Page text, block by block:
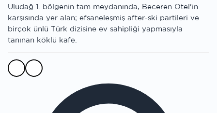
Uludağ 1. bölgenin tam meydanında, Beceren Otel'in
karşısında yer alan; efsaneleşmiş after-ski partileri ve
birçok ünlü Türk dizisine ev sahipliği yapmasıyla
tanınan köklü kafe.